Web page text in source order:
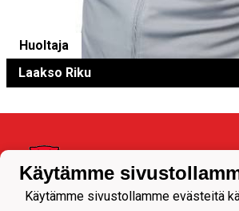
Huoltaja
Laakso Riku
Käytämme
Käytämme sivustollamme evästeitä